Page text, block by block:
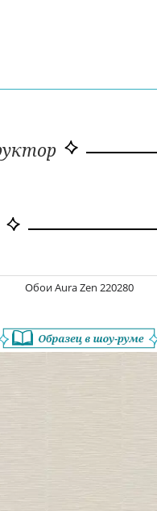
ОбоиAura Zen 220280